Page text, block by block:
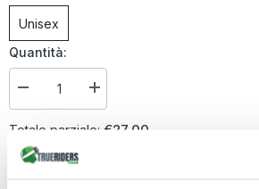
Unisex
Quantità:
Diminuire
la
per
External
Sun
Aumenta
la
per
Totale parziale: €27,00